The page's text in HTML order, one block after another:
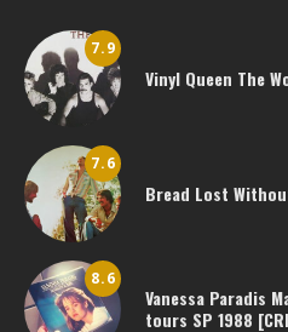
7.9
Vinyl Queen The
7.6
Bread Lost
8.6
Vanessa Paradis
tours SP 1988